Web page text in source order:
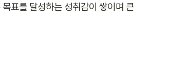
표를 달성하는 성취감이 쌓이며 큰